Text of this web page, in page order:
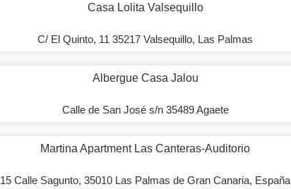
Casa Lolita Valsequillo
C/ El Quinto, 11 35217 Valsequillo, Las Palmas
Albergue Casa Jalou
Calle de San José s/n 35489 Agaete
Martina Apartment Las Canteras-Auditorio
15 Calle Sagunto, 35010 Las Palmas de Gran Canaria, España